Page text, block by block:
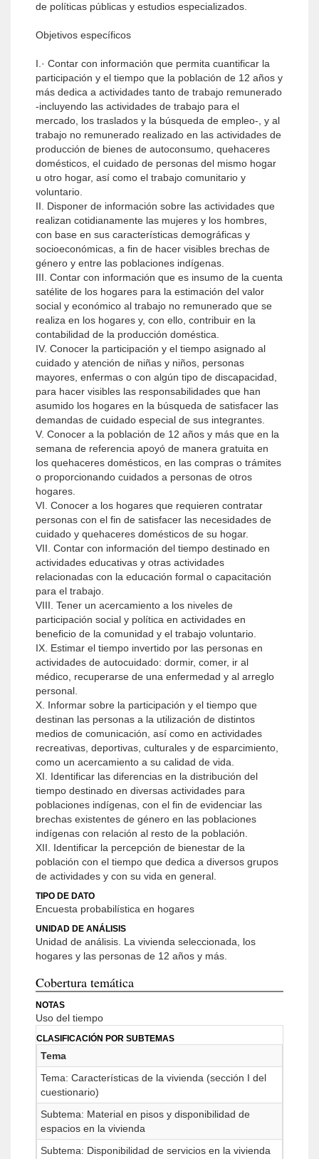
de políticas públicas y estudios especializados.
Objetivos específicos
I.· Contar con información que permita cuantificar la
participación y el tiempo que la población de 12 años y
más dedica a actividades tanto de trabajo remunerado
-incluyendo las actividades de trabajo para el
mercado, los traslados y la búsqueda de empleo-, y al
trabajo no remunerado realizado en las actividades de
producción de bienes de autoconsumo, quehaceres
domésticos, el cuidado de personas del mismo hogar
u otro hogar, así como el trabajo comunitario y
voluntario.
II. Disponer de información sobre las actividades que
realizan cotidianamente las mujeres y los hombres,
con base en sus características demográficas y
socioeconómicas, a fin de hacer visibles brechas de
género y entre las poblaciones indígenas.
III. Contar con información que es insumo de la cuenta
satélite de los hogares para la estimación del valor
social y económico al trabajo no remunerado que se
realiza en los hogares y, con ello, contribuir en la
contabilidad de la producción doméstica.
IV. Conocer la participación y el tiempo asignado al
cuidado y atención de niñas y niños, personas
mayores, enfermas o con algún tipo de discapacidad,
para hacer visibles las responsabilidades que han
asumido los hogares en la búsqueda de satisfacer las
demandas de cuidado especial de sus integrantes.
V. Conocer a la población de 12 años y más que en la
semana de referencia apoyó de manera gratuita en
los quehaceres domésticos, en las compras o trámites
o proporcionando cuidados a personas de otros
hogares.
VI. Conocer a los hogares que requieren contratar
personas con el fin de satisfacer las necesidades de
cuidado y quehaceres domésticos de su hogar.
VII. Contar con información del tiempo destinado en
actividades educativas y otras actividades
relacionadas con la educación formal o capacitación
para el trabajo.
VIII. Tener un acercamiento a los niveles de
participación social y política en actividades en
beneficio de la comunidad y el trabajo voluntario.
IX. Estimar el tiempo invertido por las personas en
actividades de autocuidado: dormir, comer, ir al
médico, recuperarse de una enfermedad y al arreglo
personal.
X. Informar sobre la participación y el tiempo que
destinan las personas a la utilización de distintos
medios de comunicación, así como en actividades
recreativas, deportivas, culturales y de esparcimiento,
como un acercamiento a su calidad de vida.
XI. Identificar las diferencias en la distribución del
tiempo destinado en diversas actividades para
poblaciones indígenas, con el fin de evidenciar las
brechas existentes de género en las poblaciones
indígenas con relación al resto de la población.
XII. Identificar la percepción de bienestar de la
población con el tiempo que dedica a diversos grupos
de actividades y con su vida en general.
TIPO DE DATO
Encuesta probabilística en hogares
UNIDAD DE ANÁLISIS
Unidad de análisis. La vivienda seleccionada, los
hogares y las personas de 12 años y más.
Cobertura temática
NOTAS
Uso del tiempo
CLASIFICACIÓN POR SUBTEMAS
Tema
Tema: Características de la vivienda (sección I del
cuestionario)
Subtema: Material en pisos y disponibilidad de
espacios en la vivienda
Subtema: Disponibilidad de servicios en la vivienda